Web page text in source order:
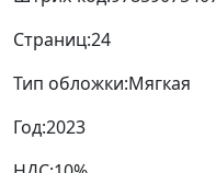
Страниц:24
Тип обложки:Мягкая
Год:2023